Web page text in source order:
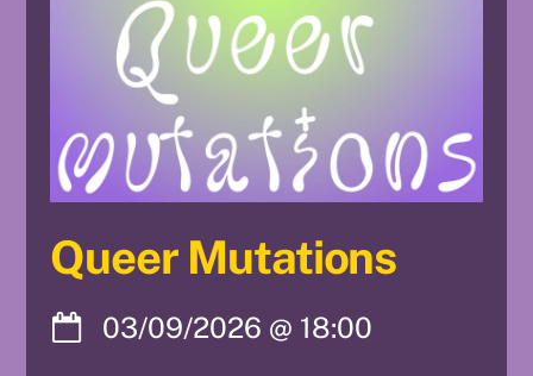
Queer Mutations
03/09/2026 @ 18:00